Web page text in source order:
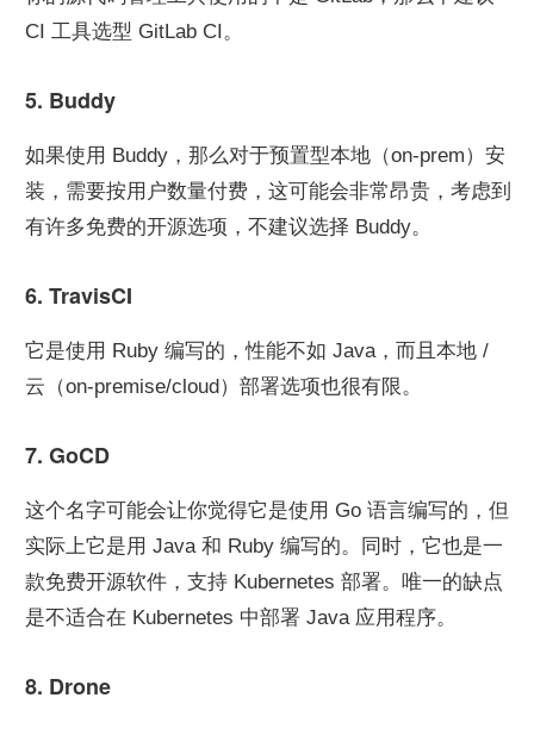
CI 工具选型 GitLab CI。
5. Buddy
如果使用 Buddy，那么对于预置型本地（on-prem）安
装，需要按用户数量付费，这可能会非常昂贵，考虑到
有许多免费的开源选项，不建议选择 Buddy。
6. TravisCI
它是使用 Ruby 编写的，性能不如 Java，而且本地 /
云（on-premise/cloud）部署选项也很有限。
7. GoCD
这个名字可能会让你觉得它是使用 Go 语言编写的，但
实际上它是用 Java 和 Ruby 编写的。同时，它也是一
款免费开源软件，支持 Kubernetes 部署。唯一的缺点
是不适合在 Kubernetes 中部署 Java 应用程序。
8. Drone